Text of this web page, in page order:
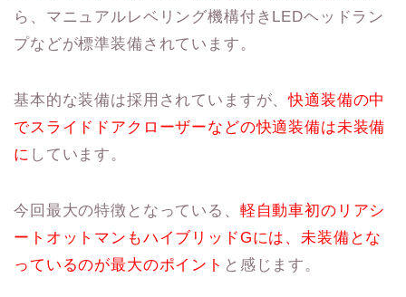
ら、マニュアルレベリング機構付きLEDヘッドラン
プなどが標準装備されています。
基本的な装備は採用されていますが、快適装備の中
でスライドドアクローザーなどの快適装備は未装備
に しています。
今回最大の特徴となっている、 軽自動車初のリアシ
ートオットマンもハイブリッドGには、未装備とな
っているのが最大のポイント と感じます。